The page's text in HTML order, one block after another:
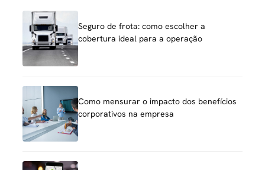
Seguro de frota: como escolher a
cobertura ideal para a operação
Como mensurar o impacto dos benefícios
corporativos na empresa